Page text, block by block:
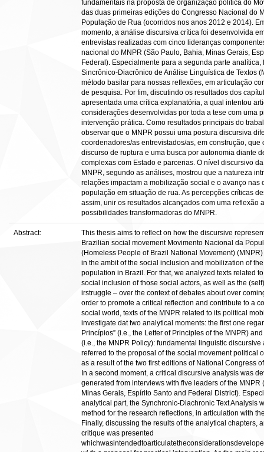
fundamentais na proposta de organização política do
das duas primeiras edições do Congresso Nacional do
População de Rua (ocorridos nos anos 2012 e 2014).
momento, a análise discursiva crítica foi desenvolvida
entrevistas realizadas com cinco lideranças
nacional do MNPR (São Paulo, Bahia, Minas Gerais,
Federal). Especialmente para a segunda parte
Sincrônico-Diacrônico de Análise Linguística de Textos
método basilar para nossas reflexões, em articulação
de pesquisa. Por fim, discutindo os resultados dos
apresentada uma crítica explanatória, a qual intentou
considerações desenvolvidas por toda a tese com uma
intervenção prática. Como resultados principais do
observar que o MNPR possui uma postura discursiva
coordenadores/as entrevistados/as, em construção, que
discurso de ruptura e uma busca por autonomia diante
complexas com Estado e parcerias. O nível discursivo
MNPR, segundo as análises, mostrou que a natureza
relações impactam a mobilização social e o avanço nas
população em situação de rua. As percepções críticas
assim, unir os resultados alcançados com uma reflexão
possibilidades transformadoras do MNPR.
Abstract:
This thesis aims to reflect on how the discursive
Brazilian social movement Movimento Nacional da
(Homeless People of Brazil National Movement)
in the ambit of the social inclusion and mobilization of
population in Brazil. For that, we analyzed texts related
social inclusion of those social actors, as well as the
irstruggle – over the context of debates about over
order to promote a critical reflection and contribute to a
social world, texts of the MNPR related to its political
investigate dat two analytical moments: the first one
Princípios” (i.e., the Letter of Principles of the MNPR) and
(i.e., the MNPR Policy): fundamental linguistic discursive
referred to the proposal of the social movement political
as a result of the two first editions of National Congress
In a second moment, a critical discursive analysis was
generated from interviews with five leaders of the MNPR
Minas Gerais, Espírito Santo and Federal District).
analytical part, the Synchronic-Diachronic Text Analysis
method for the research reflections, in articulation with
Finally, discussing the results of the analytical chapters,
critique was presented